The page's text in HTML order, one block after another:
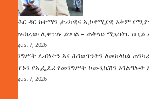
የባሕር ዳር ከተማን ታሪካዊና ኢኮኖሚያዊ አቅም
ተጠናክረው ሊቀጥሉ ይገባል – ጠቅላይ ሚኒስትር ዐቢይ
August 7, 2026
መንግሥት ሌብነትን እና ሕገወጥነትን ለመከላከል
መሆኑን የኢፌዴሪ የመንግሥት ኮሙኒኬሽን አገልግሎት
August 7, 2026